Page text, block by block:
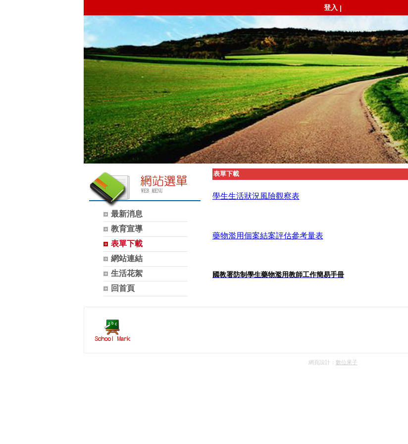
登入 |
最新消息
教育宣導
表單下載
網站連結
生活花絮
回首頁
表單下載
學生生活狀況風險觀察表
藥物濫用個案結案評估參考量表
國教署防制學生藥物濫用教師工作簡易手冊
網頁設計： 數位果子